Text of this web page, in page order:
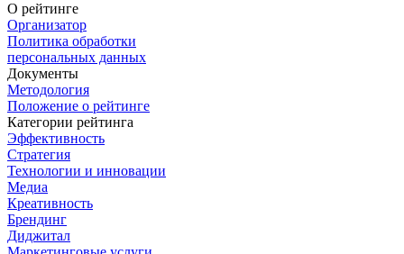
О рейтинге
Организатор
Политика обработки
персональных данных
Документы
Методология
Положение о рейтинге
Категории рейтинга
Эффективность
Стратегия
Технологии и инновации
Медиа
Креативность
Брендинг
Диджитал